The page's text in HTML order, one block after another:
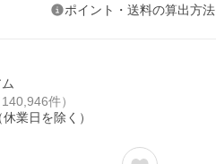
ポイント・送料の算出方法
140,946件）
業日を除く）